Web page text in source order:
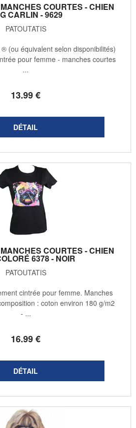
COURTES - CHIEN
CARLIN - 9629
PATOUTATIS
13.99€
(ou équivalent selon disponibilités)
pour femme - manches courtes
...
COURTES - CHIEN
6378 - NOIR
PATOUTATIS
16.99€
cintrée pour femme. Manches
: coton environ 180 g/m2
- ...